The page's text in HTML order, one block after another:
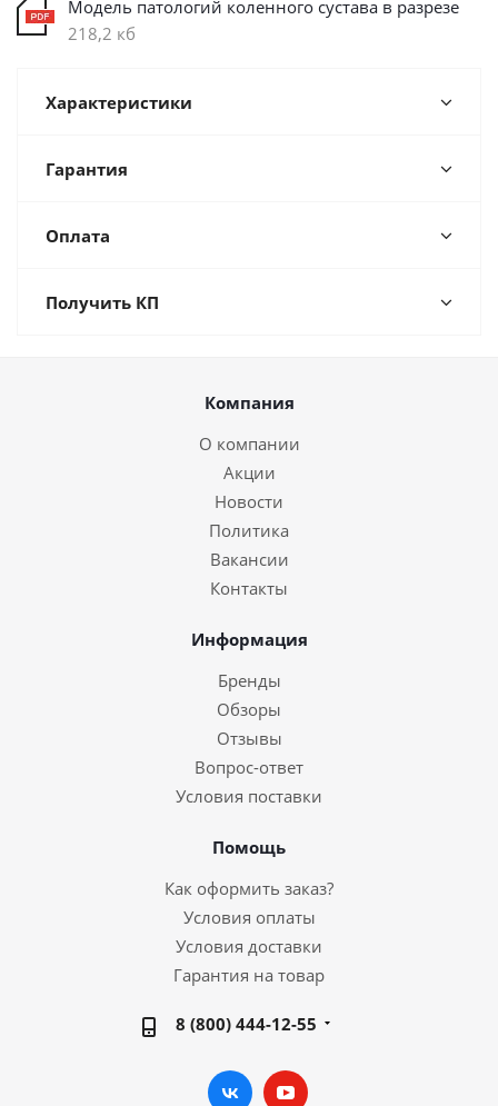
Модель патологий коленного сустава в разрезе
218,2 кб
Характеристики
Гарантия
Оплата
Получить КП
Компания
О компании
Акции
Новости
Политика
Вакансии
Контакты
Информация
Бренды
Обзоры
Отзывы
Вопрос-ответ
Условия поставки
Помощь
Как оформить заказ?
Условия оплаты
Условия доставки
Гарантия на товар
8 (800) 444-12-55